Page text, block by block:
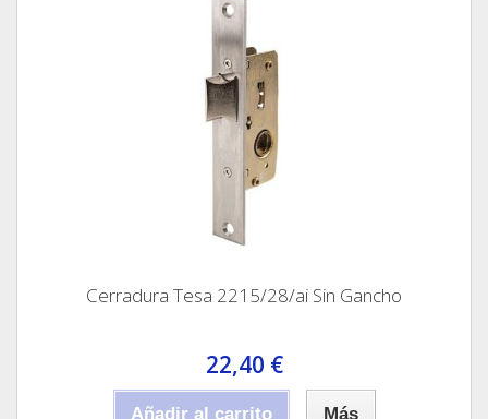
Cerradura Tesa 2215/28/ai Sin Gancho
22,40 €
Añadir al carrito Más